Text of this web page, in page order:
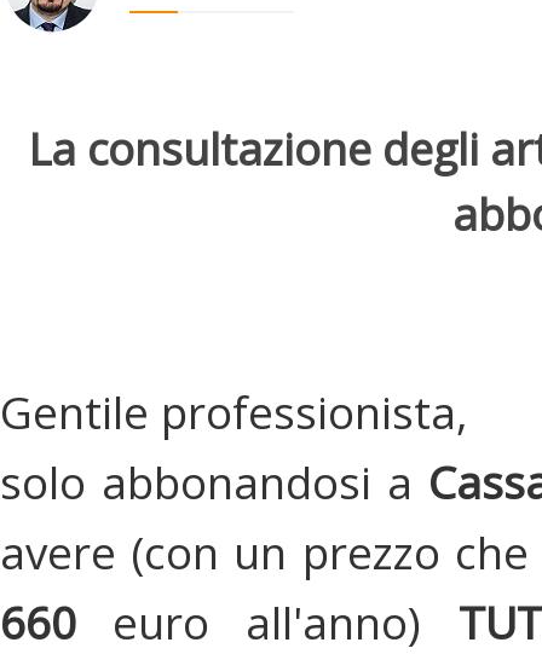
La consultazione degli
Gentile professionista,
solo abbonandosi a
avere (con un prezzo
660 euro all'anno)